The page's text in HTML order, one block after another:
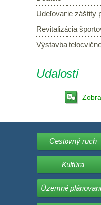
Udeľovanie záštity
Revitalizácia
Výstavba
Udalosti
Cestovný ruch
Kultúra
Územné